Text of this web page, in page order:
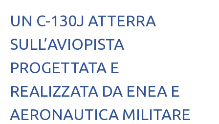
UN C-130J ATTERRA
SULL’AVIOPISTA
PROGETTATA E
REALIZZATA DA ENEA E
AERONAUTICA MILITARE